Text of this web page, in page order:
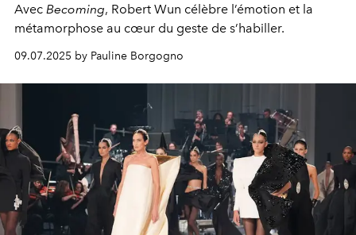
Avec Becoming, Robert Wun célèbre l’émotion et la
métamorphose au cœur du geste de s’habiller.
09.07.2025 by Pauline Borgogno